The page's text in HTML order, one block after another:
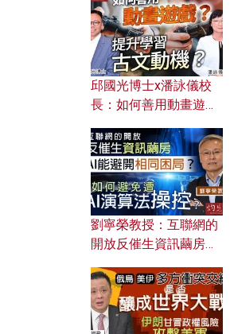
邱國光博士x潘詠儀校
長：如何善用動畫遊戲
劉寧榮教授：互聯網的
開放反催生資訊繭房，
何避免遭AI演算法操
控？